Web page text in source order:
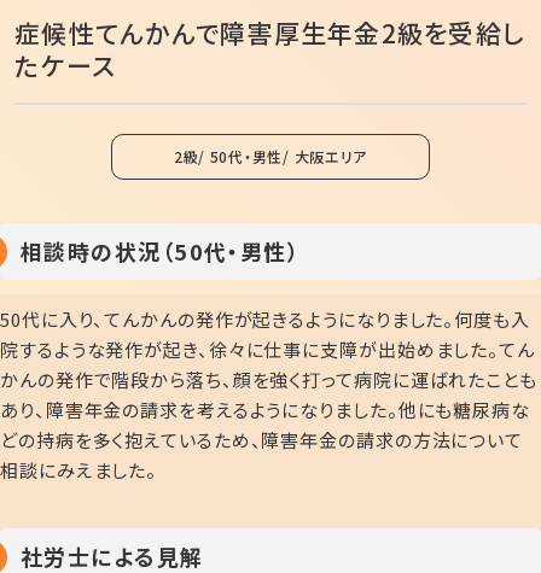
症候性てんかんで障害厚生年金2級を受給し
たケース
2級 50代・男性 大阪エリア
相談時の状況（50代・男性）
50代に入り、てんかんの発作が起きるようになりました。何度も入
院するような発作が起き、徐々に仕事に支障が出始めました。てん
かんの発作で階段から落ち、顔を強く打って病院に運ばれたことも
あり、障害年金の請求を考えるようになりました。他にも糖尿病な
どの持病を多く抱えているため、障害年金の請求の方法について
相談にみえました。
社労士による見解